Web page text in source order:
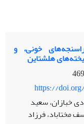
خونی، و
هلشتاین
https://
خبازان، سعید
مختاباد، فرزاد